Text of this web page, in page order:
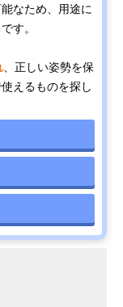
なため、用途に
す。
、正しい姿勢を保
えるものを探し